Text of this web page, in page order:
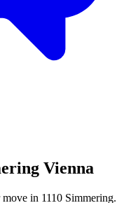
Vienna
in 1110 Simmering.